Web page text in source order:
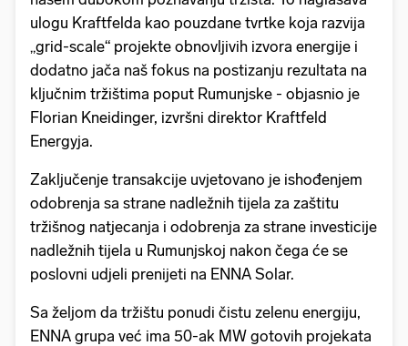
ulogu Kraftfelda kao pouzdane tvrtke koja razvija
„grid-scale“ projekte obnovljivih izvora energije i
dodatno jača naš fokus na postizanju rezultata na
ključnim tržištima poput Rumunjske - objasnio je
Florian Kneidinger, izvršni direktor Kraftfeld
Energyja.
Zaključenje transakcije uvjetovano je ishođenjem
odobrenja sa strane nadležnih tijela za zaštitu
tržišnog natjecanja i odobrenja za strane investicije
nadležnih tijela u Rumunjskoj nakon čega će se
poslovni udjeli prenijeti na ENNA Solar.
Sa željom da tržištu ponudi čistu zelenu energiju,
ENNA grupa već ima 50-ak MW gotovih projekata